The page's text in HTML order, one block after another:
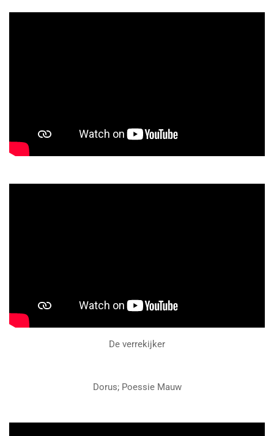
De verrekijker
Dorus; Poessie Mauw